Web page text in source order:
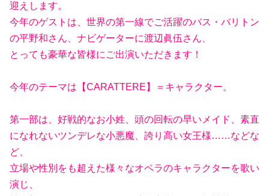
迎えします。
今年のゲストは、世界の第一線でご活躍のバス・バリトン
の平野和さん、ナビゲーターに渡辺眞伍さん、
とっても豪華な皆様にご出演いただきます！
今年のテーマは【CARATTERE】＝キャラクター。
第一部は、好戦的なお小姓、頭の回転の早いメイド、素直
になれないツンデレな小悪魔、誇り高い女王様……などな
ど、
立場や性別をも超えた様々なオペラのキャラクターを歌い
演じ、